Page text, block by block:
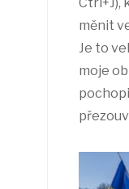
Ctrl+J),
měnit
Je to
moje